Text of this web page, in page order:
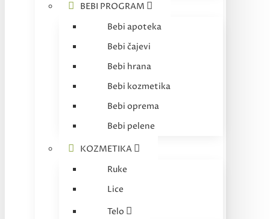
BEBI PROGRAM
Bebi apoteka
Bebi čajevi
Bebi hrana
Bebi kozmetika
Bebi oprema
Bebi pelene
KOZMETIKA
Ruke
Lice
Telo